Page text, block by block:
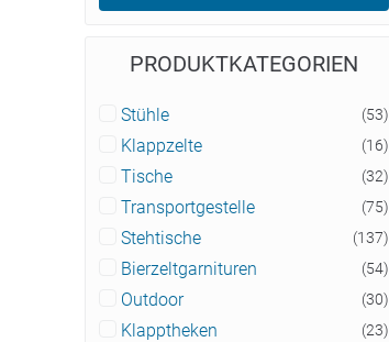
PRODUKTKATEGORIEN
Stühle (53)
Klappzelte (16)
Tische (32)
Transportgestelle (75)
Stehtische (137)
Bierzeltgarnituren (54)
Outdoor (30)
Klapptheken (23)